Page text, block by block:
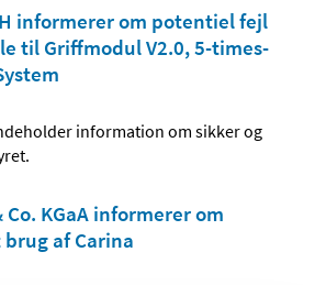
informerer om potentiel fejl
til Griffmodul V2.0, 5-times-
information om sikker og
Co. KGaA informerer om
af Carina